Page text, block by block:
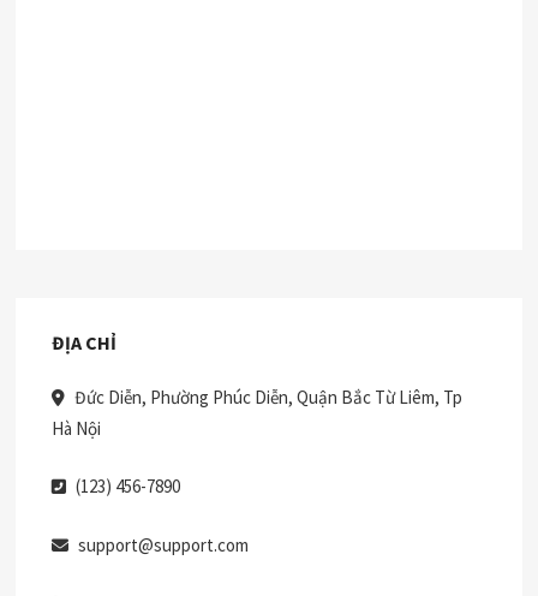
ĐỊA CHỈ
Đức Diễn, Phường Phúc Diễn, Quận Bắc Từ Liêm, Tp
Hà Nội
(123) 456-7890
support@support.com